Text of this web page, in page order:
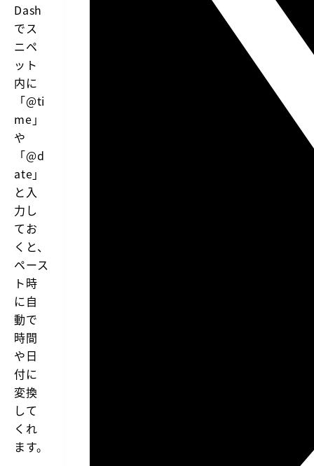
Dash
でス
ニペ
ット
内に
「@ti
me」
や
「@d
ate」
と入
力し
てお
くと、
ペース
ト時
に自
動で
時間
や日
付に
変換
して
くれ
ます。